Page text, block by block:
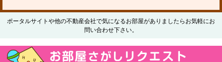
ポータルサイトや他の不動産会社で気になるお部屋がありましたらお気軽にお
問い合わせ下さい。